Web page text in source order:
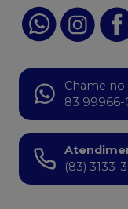
Chame no
83 99966-
(83) 3133-